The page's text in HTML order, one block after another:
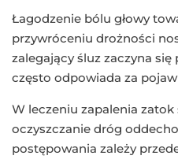
Łagodzenie bólu głowy
przywróceniu drożności
zalegający śluz zaczyna
często odpowiada za
W leczeniu zapalenia
oczyszczanie dróg
postępowania zależy